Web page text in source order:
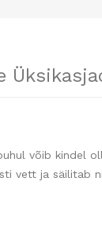
võib kindel
vett ja säilitab